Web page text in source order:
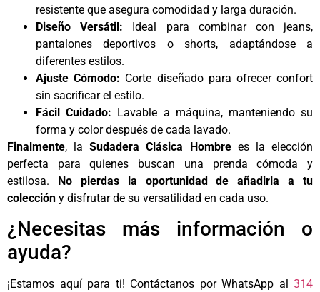
resistente que asegura comodidad y larga duración.
Diseño Versátil: Ideal para combinar con jeans,
pantalones deportivos o shorts, adaptándose a
diferentes estilos.
Ajuste Cómodo: Corte diseñado para ofrecer confort
sin sacrificar el estilo.
Fácil Cuidado: Lavable a máquina, manteniendo su
forma y color después de cada lavado.
Finalmente, laSudadera Clásica Hombrees la elección
perfecta para quienes buscan una prenda cómoda y
estilosa. No pierdas la oportunidad de añadirla a tu
colección y disfrutar de su versatilidad en cada uso.
¿Necesitas más información o
ayuda?
¡Estamos aquí para ti! Contáctanos por WhatsApp al 314